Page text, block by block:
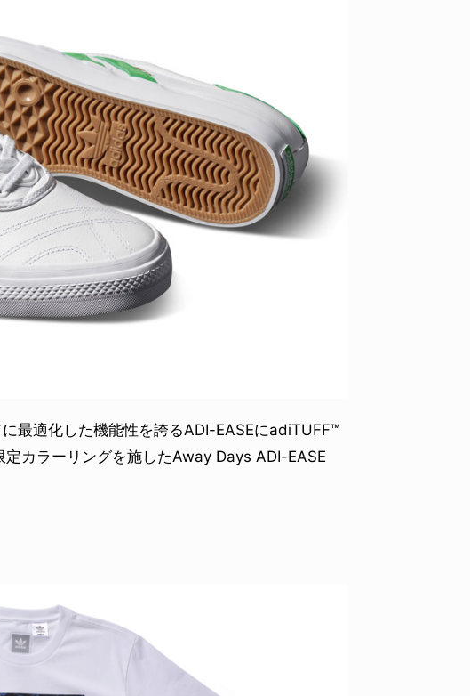
最適化した機能性を誇るADI-EASEにadiTUFF™
カラーリングを施したAway Days ADI-EASE